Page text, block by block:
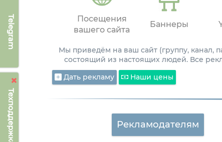
Telegram
Техподдержка
Посещения
вашего сайта
Баннеры
Мы приведём на ваш сайт (группу, канал,
состоящий из настоящих людей. Все
Дать рекламу
Наши цены
Рекламодателям